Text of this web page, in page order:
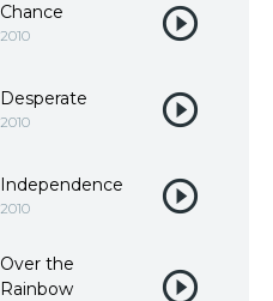
Chance
2010
Desperate
2010
Independence
2010
Over the
Rainbow